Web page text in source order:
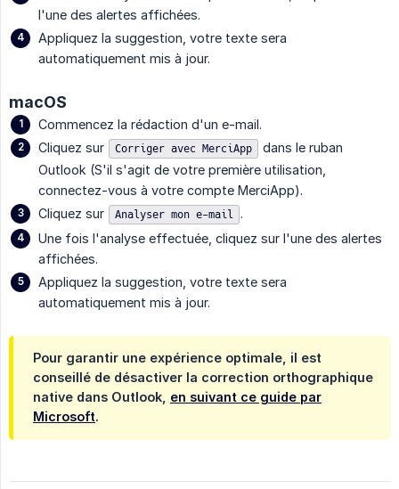
l'une des alertes affichées.
Appliquez la suggestion, votre texte sera
automatiquement mis à jour.
macOS
Commencez la rédaction d'un e-mail.
Cliquez sur
Corriger avec MerciApp
dans le ruban
Outlook (S'il s'agit de votre première utilisation,
connectez-vous à votre compte MerciApp).
Cliquez sur
Analyser mon e-mail .
Une fois l'analyse effectuée, cliquez sur l'une des alertes
affichées.
Appliquez la suggestion, votre texte sera
automatiquement mis à jour.
Pour garantir une expérience optimale, il est
conseillé de désactiver la correction orthographique
native dans Outlook, en suivant ce guide par
Microsoft.